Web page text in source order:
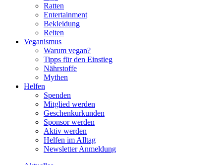
Ratten
Entertainment
Bekleidung
Reiten
Veganismus
Warum vegan?
Tipps für den Einstieg
Nährstoffe
Mythen
Helfen
Spenden
Mitglied werden
Geschenkurkunden
Sponsor werden
Aktiv werden
Helfen im Alltag
Newsletter Anmeldung